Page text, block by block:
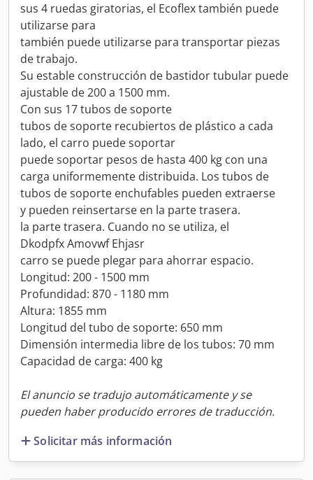
sus 4 ruedas giratorias, el Ecoflex también puede
utilizarse para
también puede utilizarse para transportar piezas
de trabajo.
Su estable construcción de bastidor tubular puede
ajustable de 200 a 1500 mm.
Con sus 17 tubos de soporte
tubos de soporte recubiertos de plástico a cada
lado, el carro puede soportar
puede soportar pesos de hasta 400 kg con una
carga uniformemente distribuida. Los tubos de
tubos de soporte enchufables pueden extraerse
y pueden reinsertarse en la parte trasera.
la parte trasera. Cuando no se utiliza, el
Dkodpfx Amovwf Ehjasr
carro se puede plegar para ahorrar espacio.
Longitud: 200 - 1500 mm
Profundidad: 870 - 1180 mm
Altura: 1855 mm
Longitud del tubo de soporte: 650 mm
Dimensión intermedia libre de los tubos: 70 mm
Capacidad de carga: 400 kg
El anuncio se tradujo automáticamente y se
pueden haber producido errores de traducción.
Solicitar más información